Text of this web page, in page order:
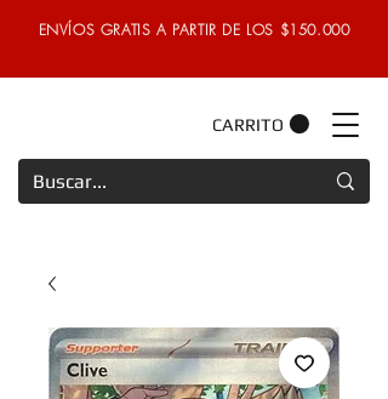
ENVÍOS GRATIS A PARTIR DE LOS $150.000
CARRITO